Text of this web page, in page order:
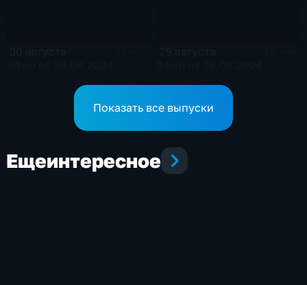
Показать все выпуски
Ещеинтересное